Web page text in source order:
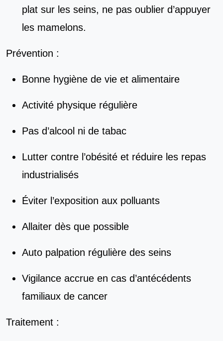
plat sur les seins, ne pas oublier d’appuyer
les mamelons.
Prévention :
Bonne hygiène de vie et alimentaire
Activité physique régulière
Pas d’alcool ni de tabac
Lutter contre l’obésité et réduire les repas
industrialisés
Éviter l’exposition aux polluants
Allaiter dès que possible
Auto palpation régulière des seins
Vigilance accrue en cas d’antécédents
familiaux de cancer
Traitement :